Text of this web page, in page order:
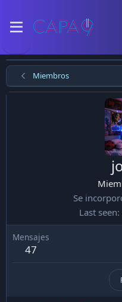
Miembros
Se
Last seen
Mensajes
47